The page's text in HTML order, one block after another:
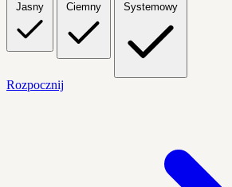
Jasny Ciemny Systemowy
Rozpocznij